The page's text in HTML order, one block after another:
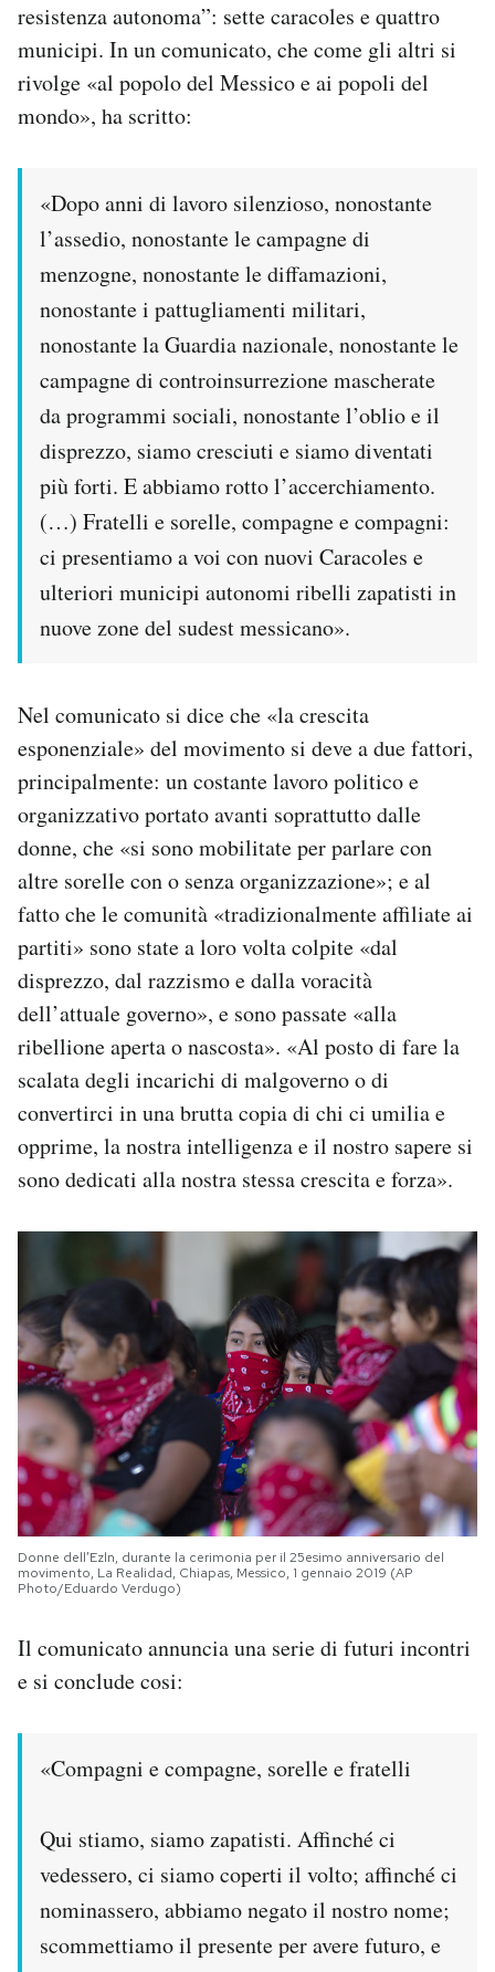
resistenza autonoma”: sette caracoles e quattro
municipi. In un comunicato, che come gli altri si
rivolge «al popolo del Messico e ai popoli del
mondo», ha scritto:
«Dopo anni di lavoro silenzioso, nonostante
l’assedio, nonostante le campagne di
menzogne, nonostante le diffamazioni,
nonostante i pattugliamenti militari,
nonostante la Guardia nazionale, nonostante le
campagne di controinsurrezione mascherate
da programmi sociali, nonostante l’oblio e il
disprezzo, siamo cresciuti e siamo diventati
più forti. E abbiamo rotto l’accerchiamento.
(…) Fratelli e sorelle, compagne e compagni:
ci presentiamo a voi con nuovi Caracoles e
ulteriori municipi autonomi ribelli zapatisti in
nuove zone del sudest messicano».
Nel comunicato si dice che «la crescita
esponenziale» del movimento si deve a due fattori,
principalmente: un costante lavoro politico e
organizzativo portato avanti soprattutto dalle
donne, che «si sono mobilitate per parlare con
altre sorelle con o senza organizzazione»; e al
fatto che le comunità «tradizionalmente affiliate ai
partiti» sono state a loro volta colpite «dal
disprezzo, dal razzismo e dalla voracità
dell’attuale governo», e sono passate «alla
ribellione aperta o nascosta». «Al posto di fare la
scalata degli incarichi di malgoverno o di
convertirci in una brutta copia di chi ci umilia e
opprime, la nostra intelligenza e il nostro sapere si
sono dedicati alla nostra stessa crescita e forza».
Donne dell’Ezln, durante la cerimonia per il 25esimo anniversario del
movimento, La Realidad, Chiapas, Messico, 1 gennaio 2019 (AP
Photo/Eduardo Verdugo)
Il comunicato annuncia una serie di futuri incontri
e si conclude cosi:
«Compagni e compagne, sorelle e fratelli
Qui stiamo, siamo zapatisti. Affinché ci
vedessero, ci siamo coperti il volto; affinché ci
nominassero, abbiamo negato il nostro nome;
scommettiamo il presente per avere futuro, e